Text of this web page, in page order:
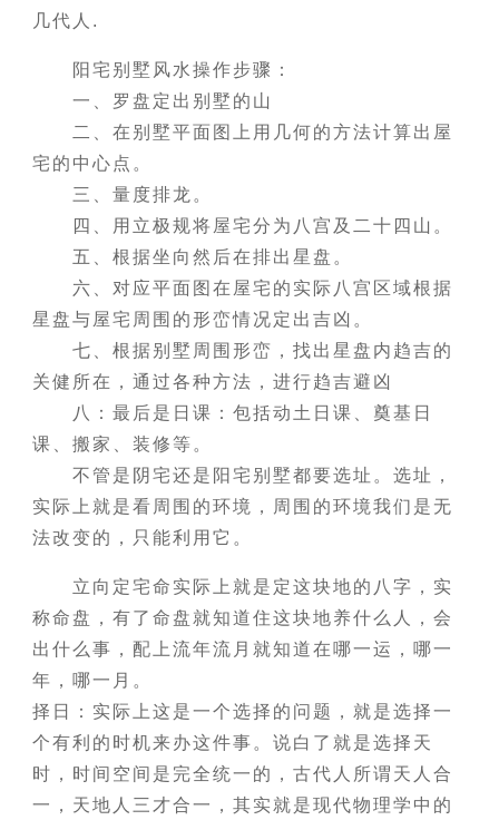
几代人.
阳宅别墅风水操作步骤：
一、罗盘定出别墅的山
二、在别墅平面图上用几何的方法计算出屋
宅的中心点。
三、量度排龙。
四、用立极规将屋宅分为八宫及二十四山。
五、根据坐向然后在排出星盘。
六、对应平面图在屋宅的实际八宫区域根据
星盘与屋宅周围的形峦情况定出吉凶。
七、根据别墅周围形峦，找出星盘内趋吉的
关健所在，通过各种方法，进行趋吉避凶
八：最后是日课：包括动土日课、奠基日
课、搬家、装修等。
不管是阴宅还是阳宅别墅都要选址。选址，
实际上就是看周围的环境，周围的环境我们是无
法改变的，只能利用它。
立向定宅命实际上就是定这块地的八字，实
称命盘，有了命盘就知道住这块地养什么人，会
出什么事，配上流年流月就知道在哪一运，哪一
年，哪一月。
择日：实际上这是一个选择的问题，就是选择一
个有利的时机来办这件事。说白了就是选择天
时，时间空间是完全统一的，古代人所谓天人合
一，天地人三才合一，其实就是现代物理学中的